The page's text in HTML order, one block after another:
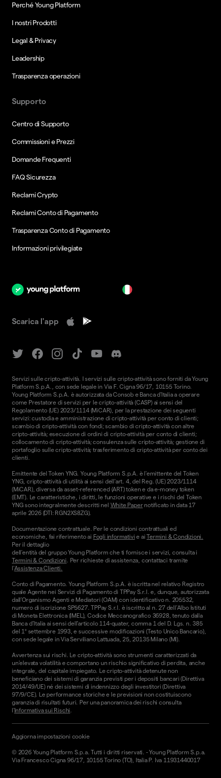
Perché Young Platform
I nostri Prodotti
Legal & Privacy
Leadership
Trasparenza operazioni
Supporto
Centro di Supporto
Commissioni e Prezzi
Domande Frequenti
FAQ Sicurezza
Reclami Crypto
Reclami Conto di Pagamento
Trasparenza Conto di Pagamento
Informazioni privilegiate
Scarica l'app
Servizi sulle cripto-attività. I servizi sulle cripto-attività sono forniti da Young
Platform S.p.A., con sede legale in Via F. Cigna 96/17, 10155 Torino.
Young Platform S.p.A. è autorizzata da Consob e Banca d'Italia a operare
come Prestatore di servizi per le cripto-attività (CASP) ai sensi del
Regolamento (UE) 2023/1114 (MiCAR), per la prestazione dei seguenti
servizi: custodia e amministrazione di cripto-attività per conto di clienti;
scambio di cripto-attività con fondi; scambio di cripto-attività con altre
cripto-attività; esecuzione di ordini di cripto-attività per conto di clienti;
collocamento di cripto-attività; consulenza sulle cripto-attività; gestione di
portafoglio sulle cripto-attività; trasferimento di cripto-attività per conto dei
clienti.
Emittente del Token YNG. Young Platform S.p.A. è l'emittente del Token
YNG, cripto-attività di utilità ai sensi dell'art. 4, del Reg. (UE) 2023/1114
(MiCAR), diversa da asset-referenced (ART) token e da e-money token
(EMT). Le caratteristiche, i diritti, le funzioni operative e i rischi del Token
YNG sono integralmente descritti nel White Papernotificato in data 17
aprile 2026 (DTI: RGN2XS8ZG).
Documentazione contrattuale. Per le condizioni contrattuali ed
economiche, fai riferimento ai Fogli informativi e aiTermini & Condizioni.
Per il dettaglio
dell'entità del gruppo Young Platform che ti fornisce i servizi, consulta i
Termini & Condizioni. Per richieste di assistenza, contattaci tramite
l'Assistenza Clienti.
Conto di Pagamento. Young Platform S.p.A. è iscritta nel relativo Registro
quale Agente nei Servizi di Pagamento di TPPay S.r.l. e, dunque, autorizzata
dall’Organismo Agenti e Mediatori (OAM) con identificativo n. 205532,
numero di iscrizione SP5627. TPPay S.r.l. è iscritto al n. 27 dell’Albo Istituti
di Moneta Elettronica (IMEL), Codice Meccanografico 36928, tenuto dalla
Banca d’Italia ai sensi dell’articolo 114-quater, comma 1 del D. Lgs. n. 385
del 1° settembre 1993, e successive modificazioni (Testo Unico Bancario),
con sede legale in Via Serviliano Lattuada, 25, 20135 Milano (MI).
Avvertenza sui rischi. Le cripto-attività sono strumenti caratterizzati da
un'elevata volatilità e comportano un rischio significativo di perdita, anche
integrale, del capitale impiegato. Le cripto-attività detenute non
beneficiano dei sistemi di garanzia previsti per i depositi bancari (Direttiva
2014/49/UE) né dei sistemi di indennizzo degli investitori (Direttiva
97/9/CE). Le performance storiche e le previsioni non costituiscono
garanzia di risultati futuri. Per una panoramica dei rischi consulta
l'Informativa sui Rischi.
© 2026 Young Platform S.p.a. Tutti i diritti riservati. -Young Platform S.p.a.
Via Francesco Cigna 96/17, 10155 Torino (TO), Italia P. Iva 11931440017
Aggiorna impostazioni cookie